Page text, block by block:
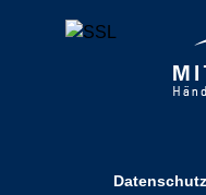
Datenschutz